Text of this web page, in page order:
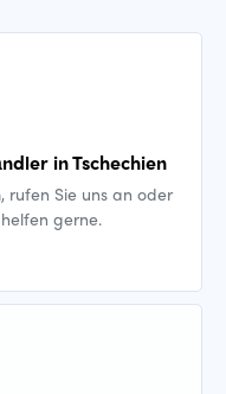
in Tschechien
rufen Sie uns an oder
gerne.